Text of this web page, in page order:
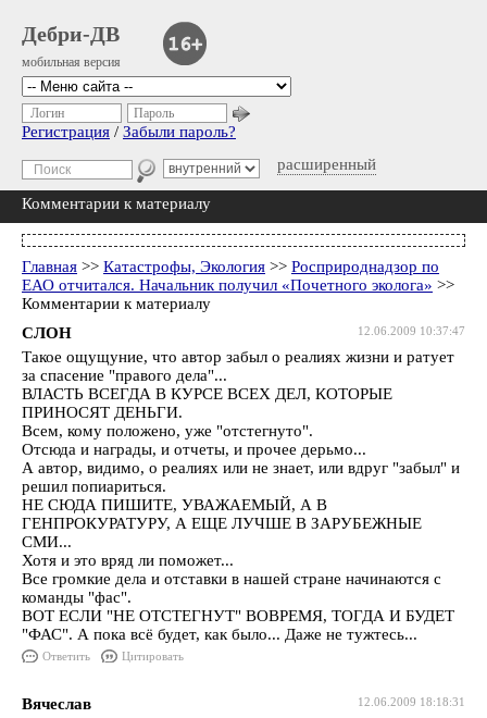
Дебри-ДВ
мобильная версия
расширенный
Логин Пароль
Регистрация / Забыли пароль?
Комментарии к материалу
Главная >> Катастрофы, Экология >> Росприроднадзор по
ЕАО отчитался. Начальник получил «Почетного эколога» >>
Комментарии к материалу
12.06.2009 10:37:47
СЛОН
Такое ощущуние, что автор забыл о реалиях жизни и ратует
за спасение "правого дела"...
ВЛАСТЬ ВСЕГДА В КУРСЕ ВСЕХ ДЕЛ, КОТОРЫЕ
ПРИНОСЯТ ДЕНЬГИ.
Всем, кому положено, уже "отстегнуто".
Отсюда и награды, и отчеты, и прочее дерьмо...
А автор, видимо, о реалиях или не знает, или вдруг "забыл" и
решил попиариться.
НЕ СЮДА ПИШИТЕ, УВАЖАЕМЫЙ, А В
ГЕНПРОКУРАТУРУ, А ЕЩЕ ЛУЧШЕ В ЗАРУБЕЖНЫЕ
СМИ...
Хотя и это вряд ли поможет...
Все громкие дела и отставки в нашей стране начинаются с
команды "фас".
ВОТ ЕСЛИ "НЕ ОТСТЕГНУТ" ВОВРЕМЯ, ТОГДА И БУДЕТ
"ФАС". А пока всё будет, как было... Даже не тужтесь...
Ответить Цитировать
12.06.2009 18:18:31
Вячеслав